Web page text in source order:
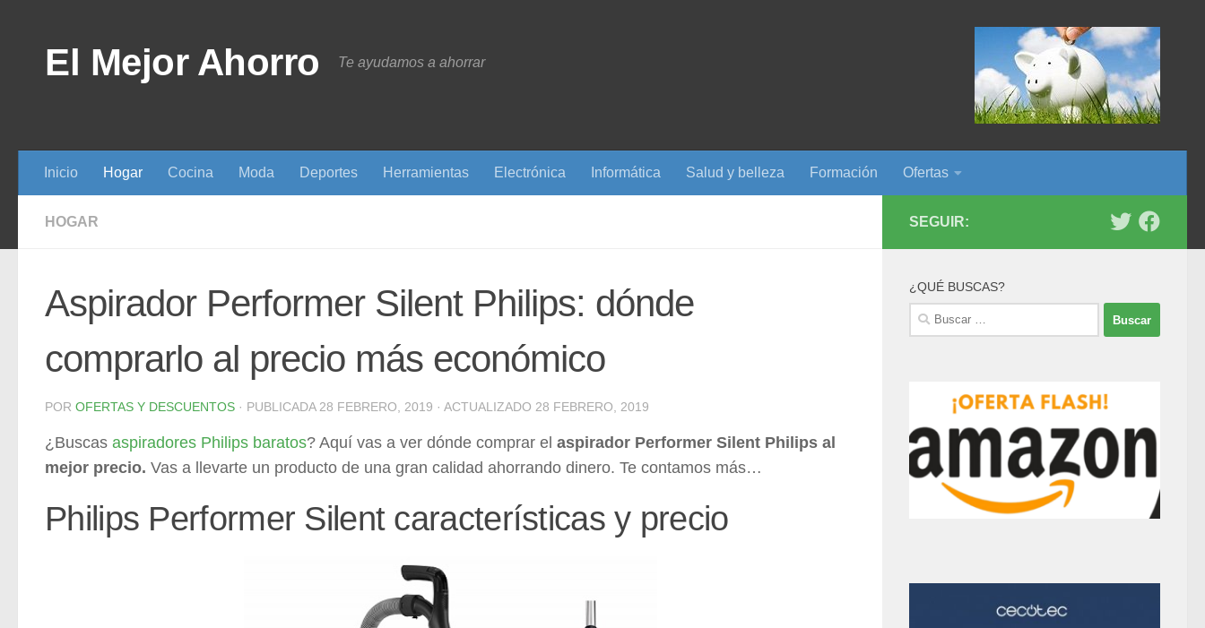
El Mejor Ahorro Te ayudamos a ahorrar
Inicio Hogar Cocina Moda Deportes Herramientas Electrónica Informática Salud y belleza Formación Ofertas
HOGAR
Aspirador Performer Silent Philips: dónde
comprarlo al precio más económico
POR OFERTAS Y DESCUENTOS · PUBLICADA 28 FEBRERO, 2019 · ACTUALIZADO 28 FEBRERO, 2019
¿Buscas aspiradores Philips baratos? Aquí vas a ver dónde comprar el aspirador Performer Silent Philips al
mejor precio. Vas a llevarte un producto de una gran calidad ahorrando dinero. Te contamos más…
Philips Performer Silent características y precio
SEGUIR:
¿QUÉ BUSCAS?
Buscar: